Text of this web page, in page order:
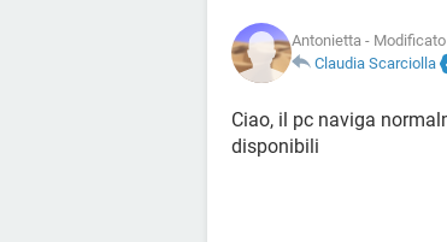
Antonietta -
Claudia Scarciolla
Ciao, il pc naviga
disponibili